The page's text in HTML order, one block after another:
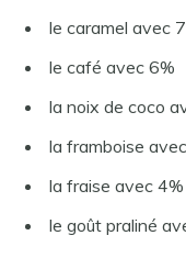
le caramel avec
le café avec 6%
la noix de coco
la framboise
la fraise avec 4%
le goût praliné